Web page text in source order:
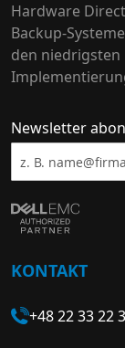
Hardware
Backup-
den niedrigsten
Newsletter
KONTAKT
+48 22 33 22